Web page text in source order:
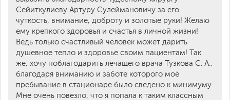
Сейиткулиеву Артуру Сулеймановичу за его
чуткость, внимание, доброту и золотые руки! Желаю
ему крепкого здоровья и счастья в личной жизни!
Ведь только счастливый человек может дарить
душевное тепло и здоровье своим пациентам! Так
же, хочу поблагодарить лечащего врача Тузкова С. А.,
благодаря вниманию и заботе которого моё
пребывание в стационаре было сведено к минимуму.
Мне очень повезло, что я попала к таким классным